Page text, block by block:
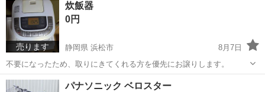
売ります
炊飯器
0円
静岡県 浜松市
8月7日
不要になったため、取りにきてくれる方を優先にお譲りします。
静岡 浜松市 キッチン家電
パナソニック ベロスター